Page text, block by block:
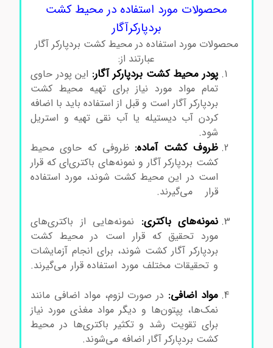
محصولات مورد استفاده در محیط کشت
بردپارکرآگار
محصولات مورد استفاده در محیط کشت بردپارکر آگار
عبارتند از:
پودر محیط کشت بردپارکر آگار:این پودر حاوی
تمام مواد مورد نیاز برای تهیه محیط کشت
بردپارکر آگار است و قبل از استفاده باید با اضافه
کردن آب دیستیله یا آب نقی تهیه و استریل
شود.محیط کشت بردپارکرآگار کد105406
ظروف کشت آماده:ظروفی که حاوی محیط
کشت بردپارکر آگار و نمونه‌های باکتری‌ای که قرار
است در این محیط کشت شوند، مورد استفاده
قرار می‌گیرند.
نمونه‌های باکتری:نمونه‌هایی از باکتری‌های
مورد تحقیق که قرار است در محیط کشت
بردپارکر آگار کشت شوند، برای انجام آزمایشات
و تحقیقات مختلف مورد استفاده قرار می‌گیرند.
مواد اضافی:در صورت لزوم، مواد اضافی مانند
نمک‌ها، پپتون‌ها و دیگر مواد مغذی مورد نیاز
برای تقویت رشد و تکثیر باکتری‌ها در محیط
کشت بردپارکر آگار اضافه می‌شوند.محیط کشت